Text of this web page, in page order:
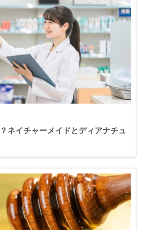
ネイチャーメイドとディアナチュ